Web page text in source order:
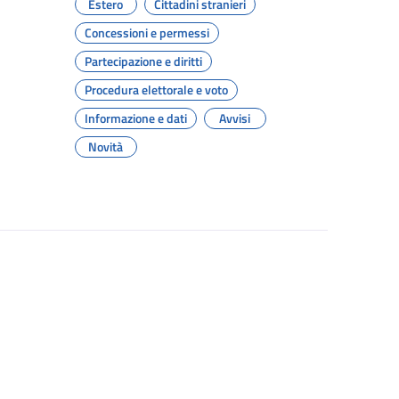
Estero
Cittadini stranieri
Concessioni e permessi
Partecipazione e diritti
Procedura elettorale e voto
Informazione e dati
Avvisi
Novità